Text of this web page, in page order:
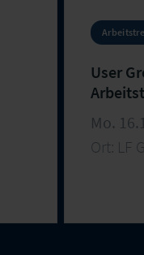
User
Mo.
Ort: LF